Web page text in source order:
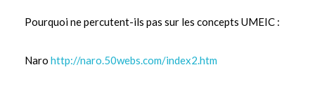
Pourquoi ne percutent-ils pas sur les concepts UMEIC :
Naro http://naro.50webs.com/index2.htm